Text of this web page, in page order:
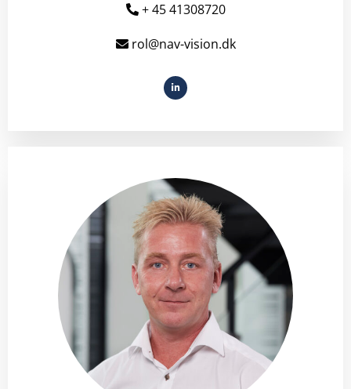
+ 45 41308720
rol@nav-vision.dk